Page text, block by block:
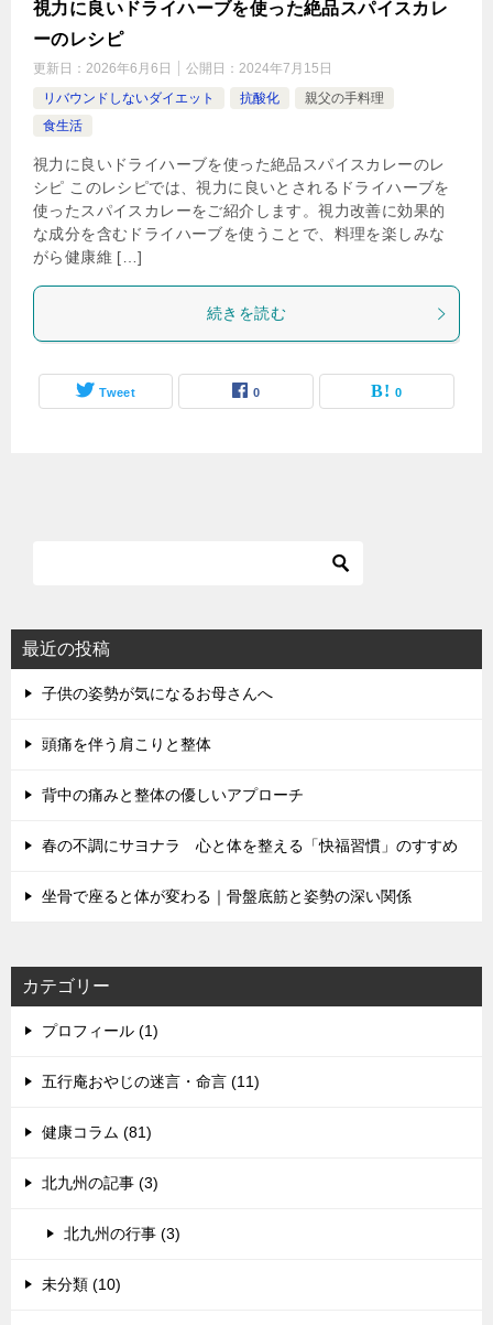
視力に良いドライハーブを使った絶品スパイスカレ
ーのレシピ
更新日： 2026年6月6日 公開日： 2024年7月15日
リバウンドしないダイエット
抗酸化
親父の手料理
食生活
視力に良いドライハーブを使った絶品スパイスカレーのレ
シピ このレシピでは、視力に良いとされるドライハーブを
使ったスパイスカレーをご紹介します。視力改善に効果的
な成分を含むドライハーブを使うことで、料理を楽しみな
がら健康維 […]
続きを読む
Tweet 0 0
最近の投稿
子供の姿勢が気になるお母さんへ
頭痛を伴う肩こりと整体
背中の痛みと整体の優しいアプローチ
春の不調にサヨナラ 心と体を整える「快福習慣」のすすめ
坐骨で座ると体が変わる｜骨盤底筋と姿勢の深い関係
カテゴリー
プロフィール (1)
五行庵おやじの迷言・命言 (11)
健康コラム (81)
北九州の記事 (3)
北九州の行事 (3)
未分類 (10)